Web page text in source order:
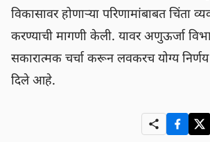
विकासावर होणाऱ्या परिणामांबाबत चिंता
करण्याची मागणी केली. यावर अणुऊर्जा
सकारात्मक चर्चा करून लवकरच योग्य
दिले आहे.